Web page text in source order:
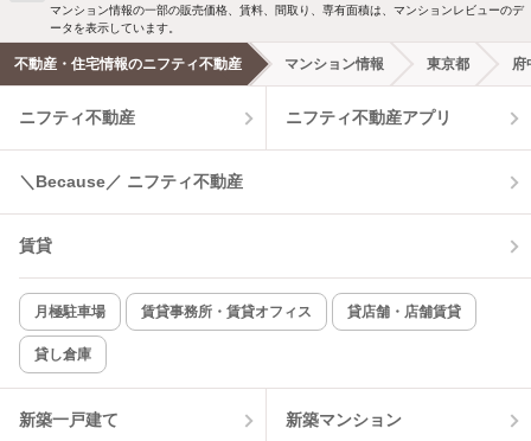
マンション情報の一部の販売価格、賃料、間取り、専有面積は、マンションレビューのデ
ータを表示しています。
不動産・住宅情報のニフティ不動産 マンション情報 東京都 府
ニフティ不動産 ニフティ不動産アプリ
＼Because／ ニフティ不動産
賃貸
月極駐車場 賃貸事務所・賃貸オフィス 貸店舗・店舗賃貸
貸し倉庫
新築一戸建て 新築マンション